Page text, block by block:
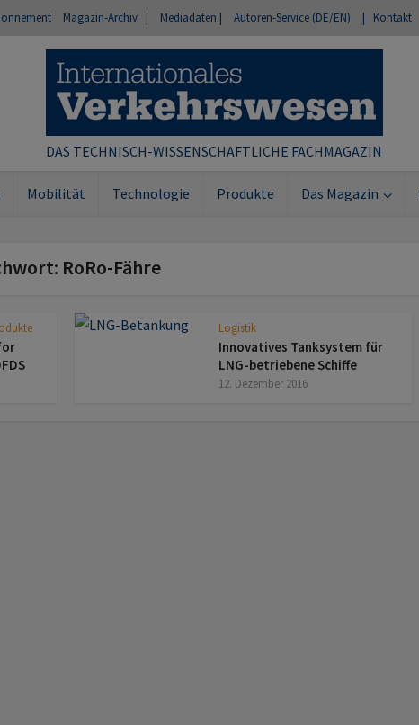
Magazin-Archiv | Mediadaten | Autoren-Service (DE/EN) | Kontakt
DAS TECHNISCH-WISSENSCHAFTLICHE FACHMAGAZIN
Mobilität Technologie Produkte Das Magazin
RoRo-Fähre
Logistik
Innovatives Tanksystem für
LNG-betriebene Schiffe
12. Dezember 2016